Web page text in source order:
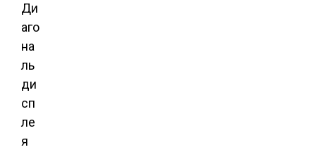
Ди
аго
на
ль
ди
сп
ле
я